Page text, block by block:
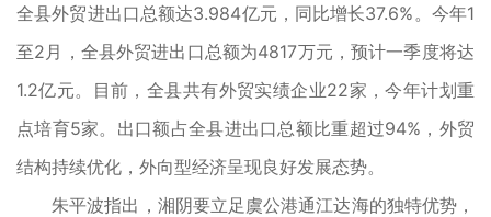
全县外贸进出口总额达3.984亿元，同比增长37.6%。今年1
至2月，全县外贸进出口总额为4817万元，预计一季度将达
1.2亿元。目前，全县共有外贸实绩企业22家，今年计划重
点培育5家。出口额占全县进出口总额比重超过94%，外贸
结构持续优化，外向型经济呈现良好发展态势。
朱平波指出，湘阴要立足虞公港通江达海的独特优势，